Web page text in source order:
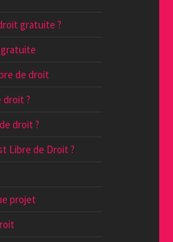
gratuite ?
gratuite
de droit
droit ?
droit ?
Libre de Droit ?
projet